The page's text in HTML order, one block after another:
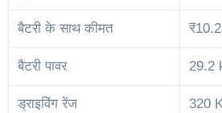
बैटरी के साथ कीमत
बैटरी पावर 29.2
ड्राइविंग रेंज 320